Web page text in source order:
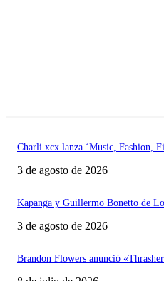
Charli xcx lanza ‘Music, Fashion,
3 de agosto de 2026
Kapanga y Guillermo Bonetto de
3 de agosto de 2026
Brandon Flowers anunció